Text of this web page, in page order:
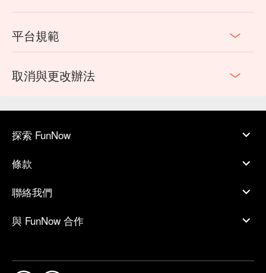
平台規範
取消與更改辦法
探索 FunNow
條款
聯絡我們
與 FunNow 合作